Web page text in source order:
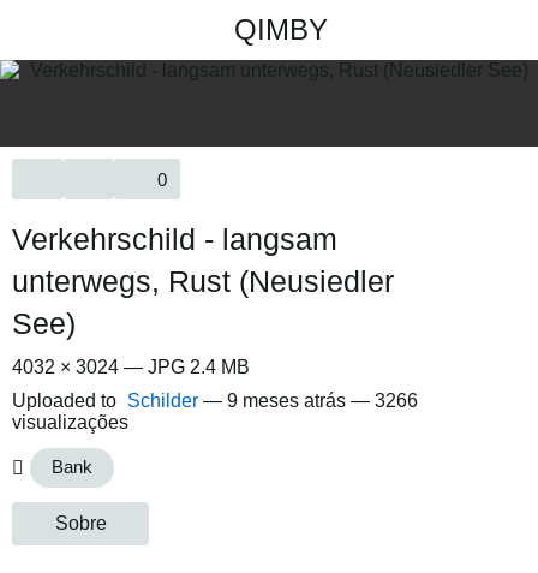
QIMBY
0
Verkehrschild - langsam
unterwegs, Rust (Neusiedler
See)
4032 × 3024 — JPG 2.4 MB
Uploaded to Schilder — 9 meses atrás — 3266
visualizações
Bank
Sobre